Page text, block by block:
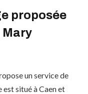
proposée
Mary
un service de
est situé à Caen et